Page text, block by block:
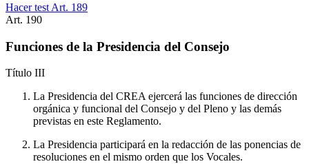
Hacer test Art. 189
Art. 190
Funciones de la Presidencia del Consejo
Título III
La Presidencia del CREA ejercerá las funciones de dirección
orgánica y funcional del Consejo y del Pleno y las demás
previstas en este Reglamento.
La Presidencia participará en la redacción de las ponencias de
resoluciones en el mismo orden que los Vocales.